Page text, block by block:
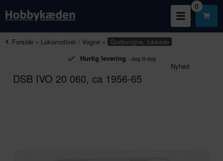
0
Forside » Lokomotiver / Vogne » Godsvogne, lukkede
Hurtig levering - dag til dag
Nyhed
DSB IVO 20 060, ca 1956-65